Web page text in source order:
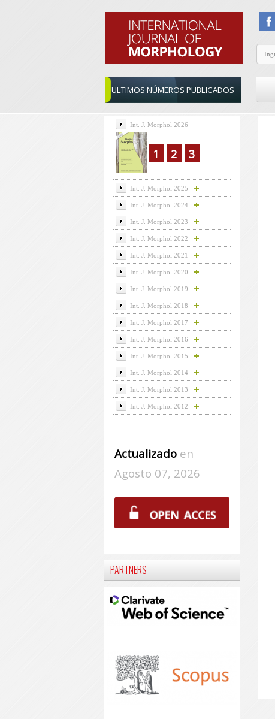
ULTIMOS NÚMEROS PUBLICADOS
Int. J. Morphol 2026
1 2 3
Int. J. Morphol 2025
Int. J. Morphol 2024
Int. J. Morphol 2023
Int. J. Morphol 2022
Int. J. Morphol 2021
Int. J. Morphol 2020
Int. J. Morphol 2019
Int. J. Morphol 2018
Int. J. Morphol 2017
Int. J. Morphol 2016
Int. J. Morphol 2015
Int. J. Morphol 2014
Int. J. Morphol 2013
Int. J. Morphol 2012
Actualizadoen
Agosto 07, 2026
PARTNERS